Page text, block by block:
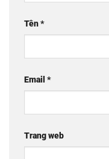
Tên*
Email *
Trang web